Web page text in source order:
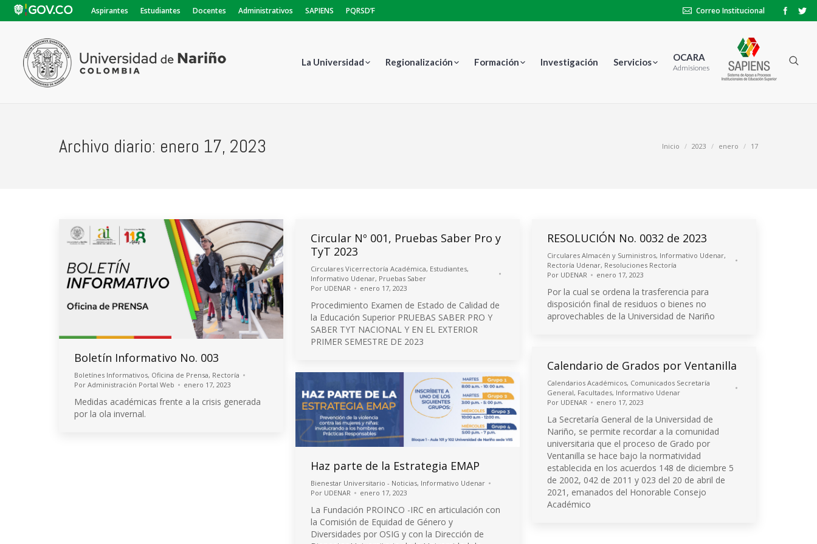
Aspirantes Estudiantes Docentes Administrativos SAPIENS PQRSD’F Correo Institucional
La Universidad Regionalización Formación Investigación Servicios OCARA
Admisiones
Archivo diario: enero 17, 2023 Inicio 2023 enero 17
Boletín Informativo No. 003
Boletínes Informativos, Oficina de Prensa, Rectoría
Por Administración Portal Web enero 17, 2023
Medidas académicas frente a la crisis generada
por la ola invernal.
Circular Nº 001, Pruebas Saber Pro y
TyT 2023
Circulares Vicerrectoría Académica, Estudiantes,
Informativo Udenar, Pruebas Saber
Por UDENAR enero 17, 2023
Procedimiento Examen de Estado de Calidad de
la Educación Superior PRUEBAS SABER PRO Y
SABER TYT NACIONAL Y EN EL EXTERIOR
PRIMER SEMESTRE DE 2023
RESOLUCIÓN No. 0032 de 2023
Circulares Almacén y Suministros, Informativo Udenar,
Rectoría Udenar, Resoluciones Rectoría
Por UDENAR enero 17, 2023
Por la cual se ordena la trasferencia para
disposición final de residuos o bienes no
aprovechables de la Universidad de Nariño
Calendario de Grados por Ventanilla
Calendarios Académicos, Comunicados Secretaría
General, Facultades, Informativo Udenar
Por UDENAR enero 17, 2023
La Secretaría General de la Universidad de
Nariño, se permite recordar a la comunidad
universitaria que el proceso de Grado por
Ventanilla se hace bajo la normatividad
establecida en los acuerdos 148 de diciembre 5
de 2002, 042 de 2011 y 023 del 20 de abril de
2021, emanados del Honorable Consejo
Académico
Haz parte de la Estrategia EMAP
Bienestar Universitario - Noticias, Informativo Udenar
Por UDENAR enero 17, 2023
La Fundación PROINCO -IRC en articulación con
la Comisión de Equidad de Género y
Diversidades por OSIG y con la Dirección de